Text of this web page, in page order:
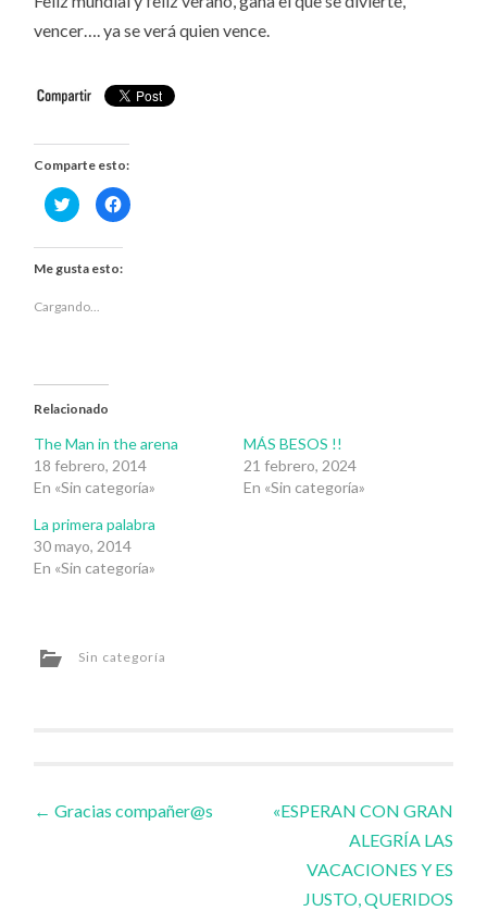
vencer…. ya se verá quien vence.
Comparte esto:
Haz
clic
en
Twitter
(Se
en
Haz
clic
Me gusta esto:
Cargando...
Relacionado
The Man in the arena
18 febrero, 2014
En «Sin categoría»
MÁS BESOS !!
21 febrero, 2024
En «Sin categoría»
La primera palabra
30 mayo, 2014
En «Sin categoría»
Sin categoría
Navegador
← Gracias compañer@s
«ESPERAN CON GRAN
ALEGRÍA LAS
VACACIONES Y ES
JUSTO, QUERIDOS